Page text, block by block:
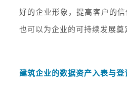
好的企业形象，提高客户的信
也可以为企业的可持续发展奠
建筑企业的数据资产入表与登